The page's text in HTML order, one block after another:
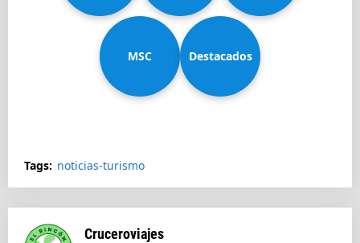
Diadema
MSC Destacados
Tags: noticias-turismo
Cruceroviajes